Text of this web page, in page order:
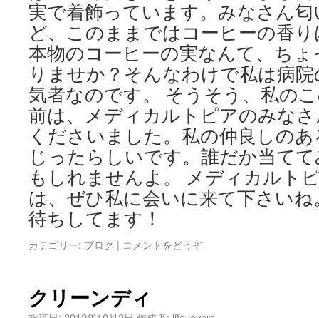
実で着飾っています。みなさん
ど、このままではコーヒーの香
本物のコーヒーの実なんて、ち
りませか？そんなわけで私は病
気者なのです。 そうそう、私の
前は、メディカルトピアのみな
くださいました。私の仲良しの
じったらしいです。誰だか当て
もしれませんよ。 メディカルト
は、ぜひ私に会いに来て下さい
待ちしてます！
カテゴリー: ブログ | コメントをどうぞ
クリーンディ